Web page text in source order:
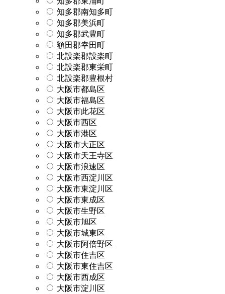
知多郡南知多町
知多郡美浜町
知多郡武豊町
額田郡幸田町
北設楽郡設楽町
北設楽郡東栄町
北設楽郡豊根村
大阪市都島区
大阪市福島区
大阪市此花区
大阪市西区
大阪市港区
大阪市大正区
大阪市天王寺区
大阪市浪速区
大阪市西淀川区
大阪市東淀川区
大阪市東成区
大阪市生野区
大阪市旭区
大阪市城東区
大阪市阿倍野区
大阪市住吉区
大阪市東住吉区
大阪市西成区
大阪市淀川区